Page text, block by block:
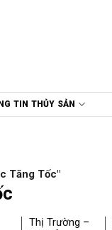
TIN THỦY SẢN
Tăng Tốc"
Thị Trường –